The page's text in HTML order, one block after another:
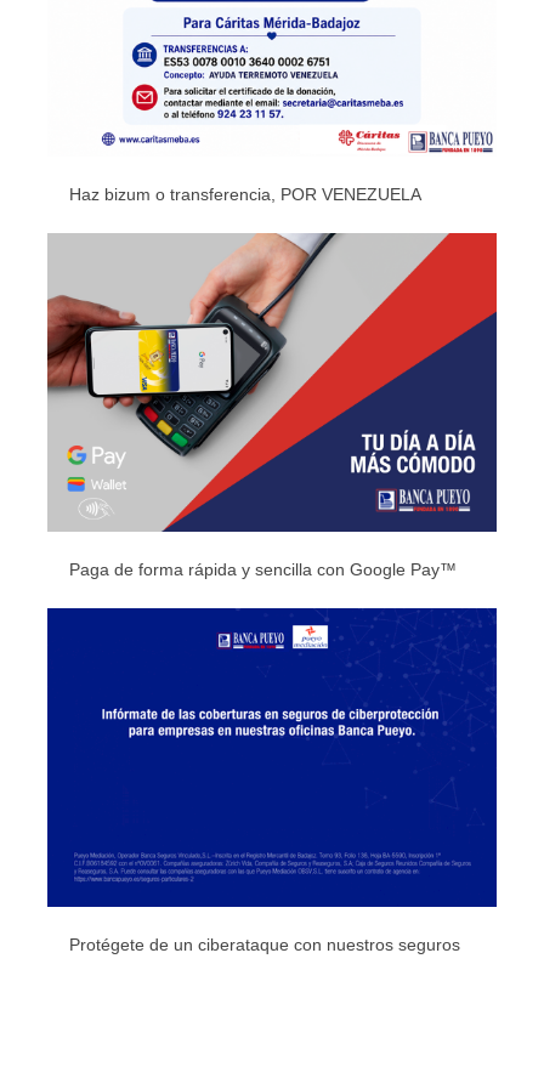
Haz bizum o transferencia, POR VENEZUELA
Paga de forma rápida y sencilla con Google Pay™
Protégete de un ciberataque con nuestros seguros